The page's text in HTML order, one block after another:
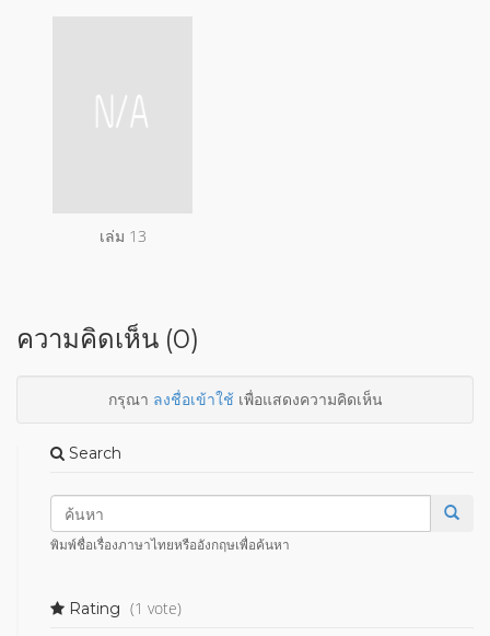
เล่ม 13
ความคิดเห็น (0)
กรุณา ลงชื่อเข้าใช้เพื่อแสดงความคิดเห็น
Search
พิมพ์ชื่อเรื่องภาษาไทยหรืออังกฤษเพื่อค้นหา
Rating (1 vote)